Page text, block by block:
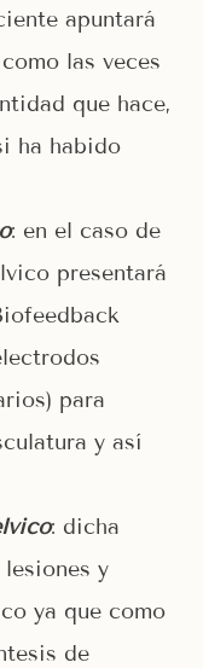
apuntará
las veces
que hace,
ha habido
: en el caso de
presentará
para
y así
: dicha
y
ya que como
de